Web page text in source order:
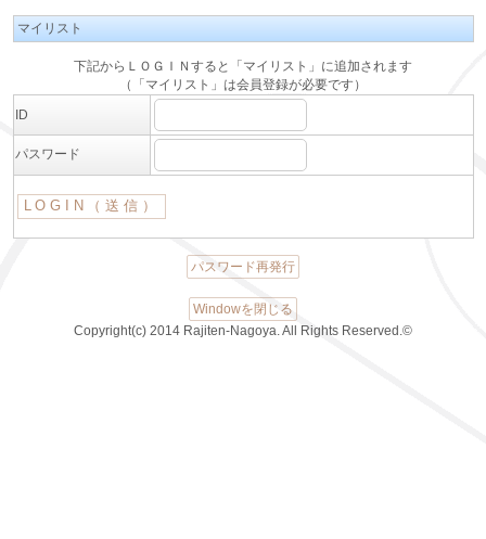
マイリスト
下記からＬＯＧＩＮすると「マイリスト」に追加されます
（「マイリスト」は会員登録が必要です）
ID
パスワード
パスワード再発行
Windowを閉じる
Copyright(c) 2014 Rajiten-Nagoya. All Rights Reserved.©